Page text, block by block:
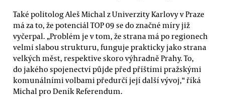
Také politolog Aleš Michal z Univerzity Karlovy v Praze
má za to, že potenciál TOP 09 se do značné míry již
vyčerpal. „Problém je v tom, že strana má po regionech
velmi slabou strukturu, funguje prakticky jako strana
velkých měst, respektive skoro výhradně Prahy. To,
do jakého spojenectví půjde před příštími pražskými
komunálními volbami předurčí její další vývoj,“ říká
Michal pro Deník Referendum.